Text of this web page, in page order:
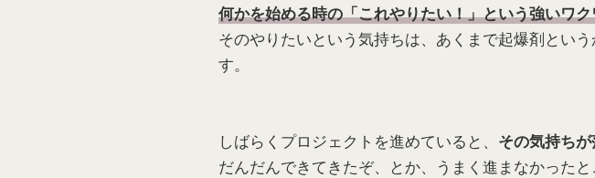
何かを始める時の「これやりたい！」という強いワ
そのやりたいという気持ちは、あくまで起爆剤という
す。
しばらくプロジェクトを進めていると、 その気持ち
だんだんできてきたぞ、とか、うまく進まなかったと